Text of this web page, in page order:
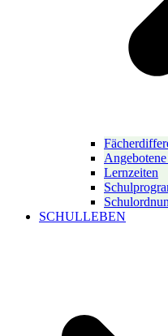
Lernzeiten
SCHULLEBEN